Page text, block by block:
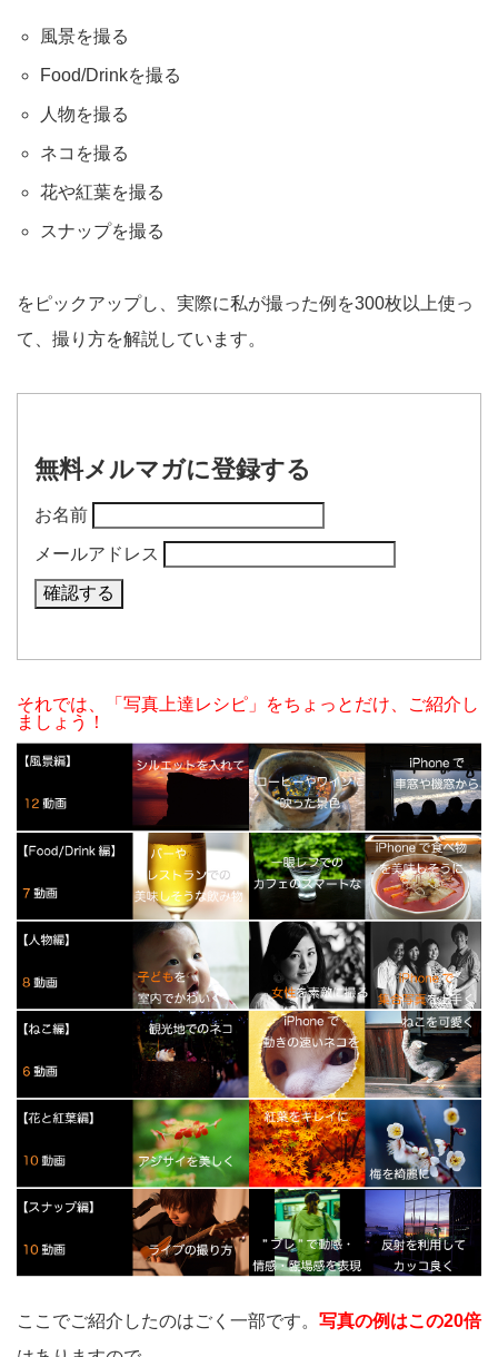
風景を撮る
Food/Drinkを撮る
人物を撮る
ネコを撮る
花や紅葉を撮る
スナップを撮る
をピックアップし、実際に私が撮った例を300枚以上使っ
て、撮り方を解説しています。
無料メルマガに登録する
お名前
メールアドレス
それでは、「写真上達レシピ」をちょっとだけ、ご紹介し
ましょう！
ここでご紹介したのはごく一部です。 写真の例はこの20倍